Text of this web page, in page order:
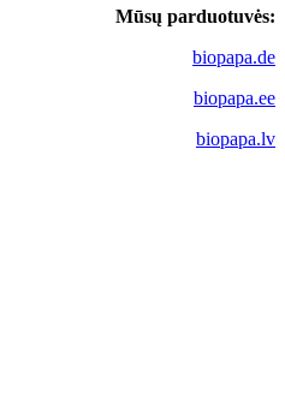
Mūsų parduotuvės:
biopapa.de
biopapa.ee
biopapa.lv